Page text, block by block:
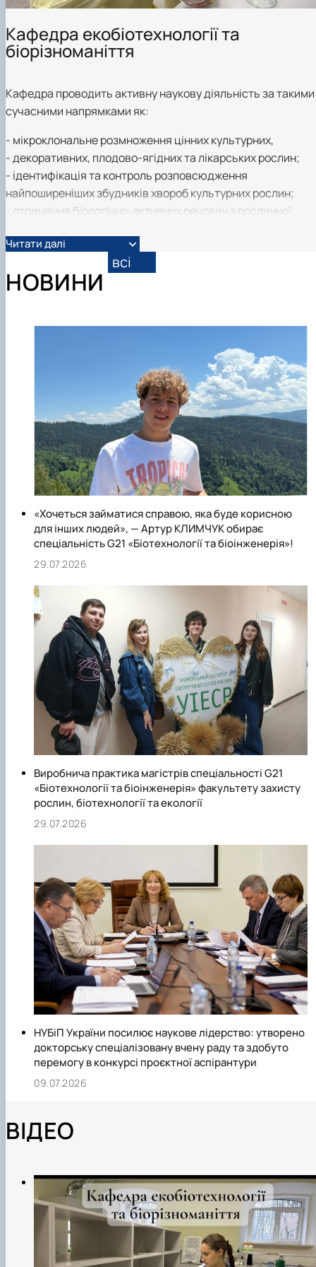
Кафедра екобіотехнології та
біорізноманіття
Кафедра проводить активну наукову діяльність за такими
сучасними напрямками як:
- мікроклональне розмноження цінних культурних,
- декоративних, плодово-ягідних та лікарських рослин;
- ідентифікація та контроль розповсюдження
найпоширеніших збудників хвороб культурних рослин;
- отримання біологічно-активних речовин з рослинної
- підвищення стійкості рослин до широкого спектра
абіотичних та біотичних стресових факторів
біотехнологічними методами.
Читати далі
НОВИНИ
всі
«Хочеться займатися справою, яка буде корисною
для інших людей», — Артур КЛИМЧУК обирає
спеціальність G21 «Біотехнології та біоінженерія»!
29.07.2026
Виробнича практика магістрів спеціальності G21
«Біотехнології та біоінженерія» факультету захисту
рослин, біотехнології та екології
29.07.2026
НУБіП України посилює наукове лідерство: утворено
докторську спеціалізовану вчену раду та здобуто
перемогу в конкурсі проєктної аспірантури
09.07.2026
ВІДЕО